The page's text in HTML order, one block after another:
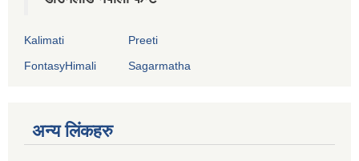
Kalimati
Preeti
FontasyHimali
Sagarmatha
अन्य लिंकहरु